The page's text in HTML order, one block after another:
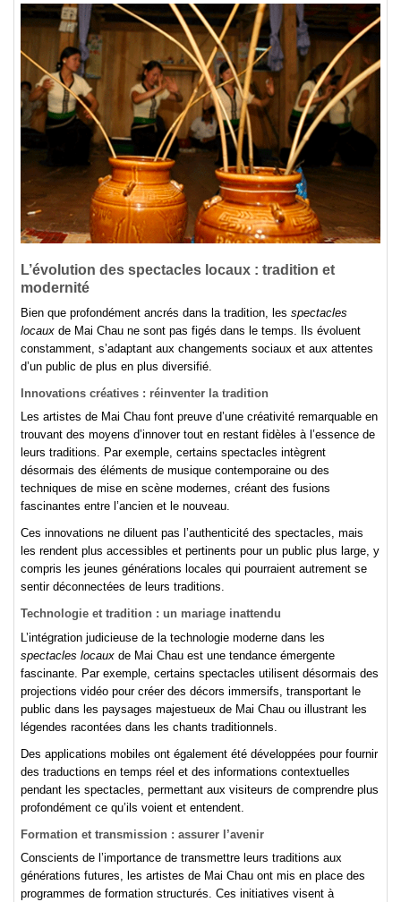
L’évolution des spectacles locaux : tradition et
modernité
Bien que profondément ancrés dans la tradition, les spectacles
locaux de Mai Chau ne sont pas figés dans le temps. Ils évoluent
constamment, s’adaptant aux changements sociaux et aux attentes
d’un public de plus en plus diversifié.
Innovations créatives : réinventer la tradition
Les artistes de Mai Chau font preuve d’une créativité remarquable en
trouvant des moyens d’innover tout en restant fidèles à l’essence de
leurs traditions. Par exemple, certains spectacles intègrent
désormais des éléments de musique contemporaine ou des
techniques de mise en scène modernes, créant des fusions
fascinantes entre l’ancien et le nouveau.
Ces innovations ne diluent pas l’authenticité des spectacles, mais
les rendent plus accessibles et pertinents pour un public plus large, y
compris les jeunes générations locales qui pourraient autrement se
sentir déconnectées de leurs traditions.
Technologie et tradition : un mariage inattendu
L’intégration judicieuse de la technologie moderne dans les
spectacles locaux de Mai Chau est une tendance émergente
fascinante. Par exemple, certains spectacles utilisent désormais des
projections vidéo pour créer des décors immersifs, transportant le
public dans les paysages majestueux de Mai Chau ou illustrant les
légendes racontées dans les chants traditionnels.
Des applications mobiles ont également été développées pour fournir
des traductions en temps réel et des informations contextuelles
pendant les spectacles, permettant aux visiteurs de comprendre plus
profondément ce qu’ils voient et entendent.
Formation et transmission : assurer l’avenir
Conscients de l’importance de transmettre leurs traditions aux
générations futures, les artistes de Mai Chau ont mis en place des
programmes de formation structurés. Ces initiatives visent à